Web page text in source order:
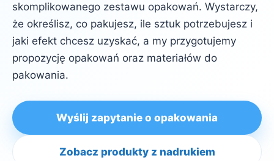
skomplikowanego zestawu opakowań. Wystarczy,
że określisz, co pakujesz, ile sztuk potrzebujesz i
jaki efekt chcesz uzyskać, a my przygotujemy
propozycję opakowań oraz materiałów do
pakowania.
Wyślij zapytanie o opakowania
Zobacz produkty z nadrukiem